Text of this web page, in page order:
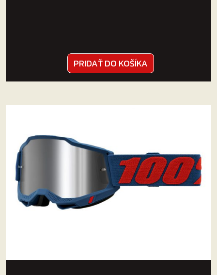
PRIDAŤ DO KOŠÍKA